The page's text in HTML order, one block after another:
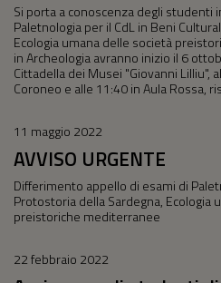
Si porta a conoscenza degli studenti
Paletnologia per il CdL in Beni
Ecologia umana delle società
in Archeologia avranno inizio il 6
Cittadella dei Musei "Giovanni Lilliu",
Coroneo e alle 11:40 in Aula Rossa,
11 maggio 2022
AVVISO URGENTE
Differimento appello di esami di
Protostoria della Sardegna, Ecologia
preistoriche mediterranee
22 febbraio 2022